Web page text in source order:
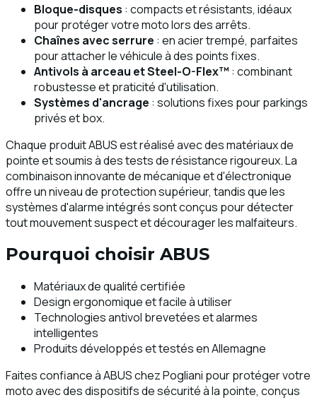
Bloque-disques : compacts et résistants, idéaux
pour protéger votre moto lors des arrêts.
Chaînes avec serrure : en acier trempé, parfaites
pour attacher le véhicule à des points fixes.
Antivols à arceau et Steel-O-Flex™ : combinant
robustesse et praticité d'utilisation.
Systèmes d'ancrage : solutions fixes pour parkings
privés et box.
Chaque produit ABUS est réalisé avec des matériaux de
pointe et soumis à des tests de résistance rigoureux. La
combinaison innovante de mécanique et d'électronique
offre un niveau de protection supérieur, tandis que les
systèmes d'alarme intégrés sont conçus pour détecter
tout mouvement suspect et décourager les malfaiteurs.
Pourquoi choisir ABUS
Matériaux de qualité certifiée
Design ergonomique et facile à utiliser
Technologies antivol brevetées et alarmes
intelligentes
Produits développés et testés en Allemagne
Faites confiance à ABUS chez Pogliani pour protéger votre
moto avec des dispositifs de sécurité à la pointe, conçus